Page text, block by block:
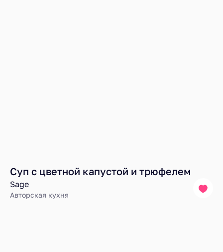
Суп с цветной капустой и трюфелем
Sage
Авторская кухня